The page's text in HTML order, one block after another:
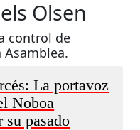
Olsen
control de
Asamblea.
La portavoz
Noboa
su pasado